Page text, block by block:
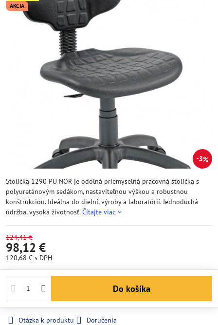
AKCIA
3%
Stolička 1290 PU NOR je odolná priemyselná pracovná stolička s
polyuretánovým sedákom, nastaviteľnou výškou a robustnou
konštrukciou. Ideálna do dielní, výroby a laboratórií. Jednoduchá
údržba, vysoká životnosť.Čítajte viac
124,41 €
98,12 €
120,68 € s DPH
Do košíka
Otázka k produktu
Doručenia